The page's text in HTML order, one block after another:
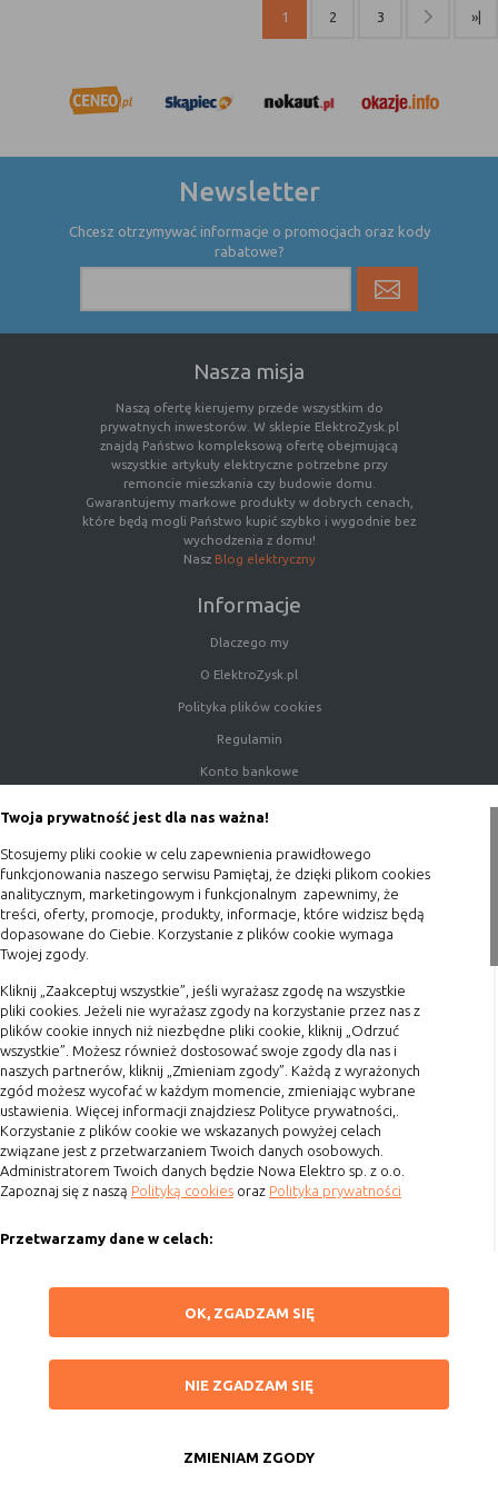
Twoja prywatność jest dla nas ważna!
Stosujemy pliki cookie w celu zapewnienia prawidłowego
funkcjonowania naszego serwisu Pamiętaj, że dzięki plikom cookies
analitycznym, marketingowym i funkcjonalnym zapewnimy, że
treści, oferty, promocje, produkty, informacje, które widzisz będą
dopasowane do Ciebie. Korzystanie z plików cookie wymaga
Twojej zgody.
Kliknij „Zaakceptuj wszystkie”, jeśli wyrażasz zgodę na wszystkie
pliki cookies. Jeżeli nie wyrażasz zgody na korzystanie przez nas z
plików cookie innych niż niezbędne pliki cookie, kliknij „Odrzuć
wszystkie”. Możesz również dostosować swoje zgody dla nas i
naszych partnerów, kliknij „Zmieniam zgody”. Każdą z wyrażonych
zgód możesz wycofać w każdym momencie, zmieniając wybrane
ustawienia. Więcej informacji znajdziesz Polityce prywatności,.
Korzystanie z plików cookie we wskazanych powyżej celach
związane jest z przetwarzaniem Twoich danych osobowych.
Administratorem Twoich danych będzie Nowa Elektro sp. z o.o.
Zapoznaj się z naszą Polityką cookies oraz Polityka prywatności
Przetwarzamy dane w celach:
treści i reklam oraz ich pomiaru, tworzenia statystyk, poprawy
marketingowe lub prezentować je w serwisie.
OK, ZGADZAM SIĘ
NIE ZGADZAM SIĘ
ZMIENIAM ZGODY
NIE ZGADZAM SIĘ
1 2 3 »|
Newsletter
Chcesz otrzymywać informacje o promocjach oraz kody
rabatowe?
Nasza misja
Naszą ofertę kierujemy przede wszystkim do
prywatnych inwestorów. W sklepie ElektroZysk.pl
znajdą Państwo kompleksową ofertę obejmującą
wszystkie artykuły elektryczne potrzebne przy
remoncie mieszkania czy budowie domu.
Gwarantujemy markowe produkty w dobrych cenach,
które będą mogli Państwo kupić szybko i wygodnie bez
wychodzenia z domu!
Nasz Blog elektryczny
Informacje
Dlaczego my
O ElektroZysk.pl
Polityka plików cookies
Regulamin
Konto bankowe
Blog
Zakupy
Terminy realizacji
Koszty przesyłki
Dostawa
Reklamacje
Zwrot towaru
Kontakt
Szybki kontakt
Godziny otwarcia: Pon.-Pt. 8-16
sklep@elektrozysk.pl
Dołącz do nas
Copyright 2015 by Elektrozysk.pl. Wszelkie prawa zastrzeżone.